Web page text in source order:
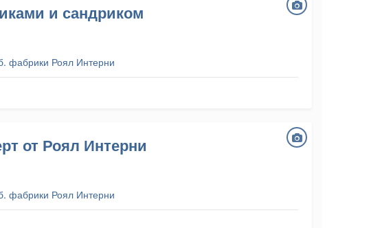
и сандриком
фабрики Роял Интерни
от Роял Интерни
фабрики Роял Интерни